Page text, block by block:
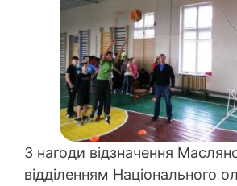
З нагоди відзначення
відділенням Національного